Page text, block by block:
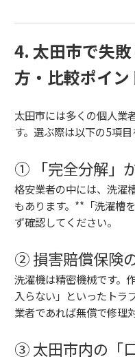
4. 太田市で失
方・比較ポイン
太田市には多くの個人業
す。選ぶ際は以下の5項目
① 「完全分解」
格安業者の中には、洗濯
もあります。**「洗濯槽
ず確認してください。
② 損害賠償保険
洗濯機は精密機械です。
入らない」といったトラ
業者であれば無償で修理
③ 太田市内の「